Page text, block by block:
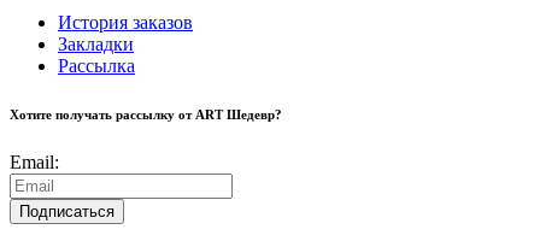
История заказов
Закладки
Рассылка
Хотите получать рассылку от ART Шедевр?
Email:
Подписаться